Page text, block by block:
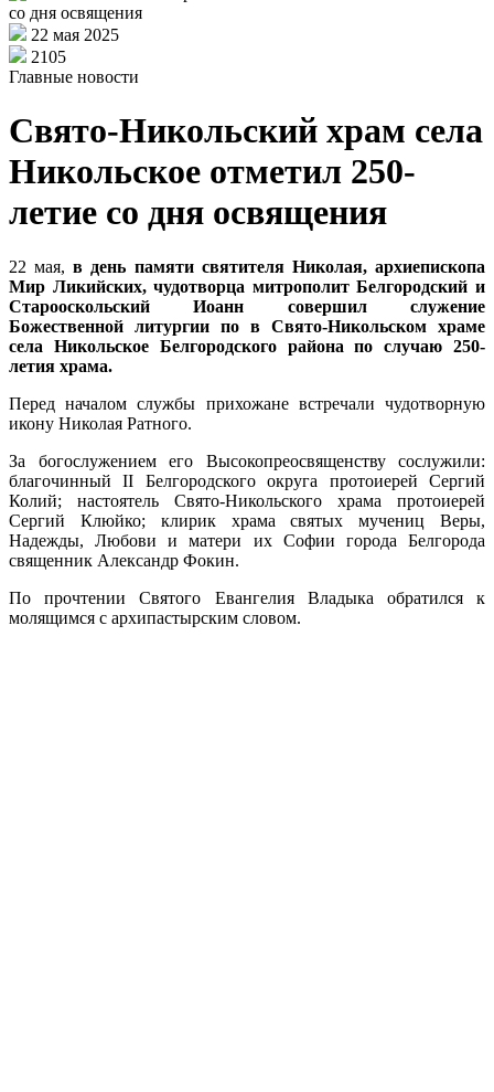
22 мая 2025
2105
Главные новости
Свято-Никольский храм села
Никольское отметил 250-
летие со дня освящения
22 мая,в день памяти святителя Николая, архиепископа
Мир Ликийских, чудотворца митрополит Белгородский и
Старооскольский Иоанн совершил служение
Божественной литургии по в Свято-Никольском храме
села Никольское Белгородского района по случаю 250-
летия храма.
Перед началом службы прихожане встречали чудотворную
икону Николая Ратного.
За богослужением его Высокопреосвященству сослужили:
благочинный II Белгородского округа протоиерей Сергий
Колий; настоятель Свято-Никольского храма протоиерей
Сергий Клюйко; клирик храма святых мучениц Веры,
Надежды, Любови и матери их Софии города Белгорода
священник Александр Фокин.
По прочтении Святого Евангелия Владыка обратился к
молящимся с архипастырским словом.